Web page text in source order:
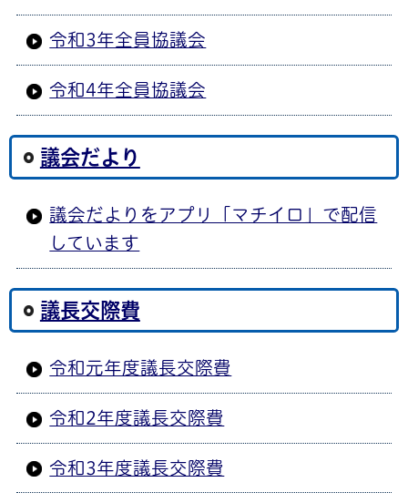
令和3年全員協議会
令和4年全員協議会
議会だより
議会だよりをアプリ「マチイロ」で配信
しています
議長交際費
令和元年度議長交際費
令和2年度議長交際費
令和3年度議長交際費